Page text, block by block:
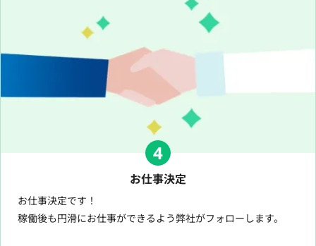
4
お仕事決定
お仕事決定です！
稼働後も円滑にお仕事ができるよう弊社がフォローします。